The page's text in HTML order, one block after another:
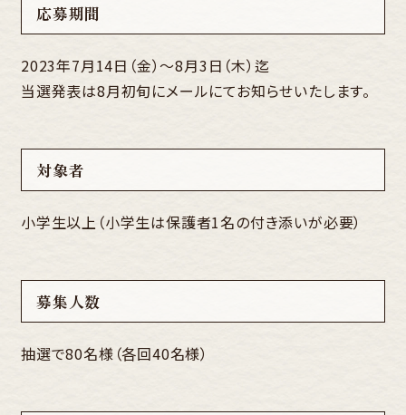
応募期間
2023年7月14日（金）～8月3日（木）迄
当選発表は8月初旬にメールにてお知らせいたします。
対象者
小学生以上（小学生は保護者1名の付き添いが必要）
募集人数
抽選で80名様（各回40名様）